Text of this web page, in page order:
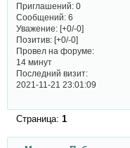
Приглашений:0
Сообщений:6
Уважение: [+0/-0]
Позитив: [+0/-0]
Провел на форуме:
14 минут
Последний визит:
2021-11-21 23:01:09
Страница: 1